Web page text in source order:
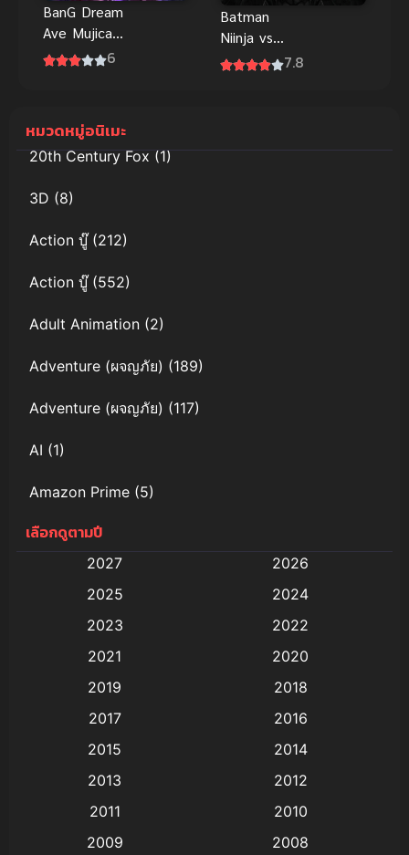
BanG Dream
Ave Mujica
(2025)
6
Batman
Niinja vs
Yakuza
7.8
หมวดหมู่อนิเมะ
20th Century Fox(1)
3D (8)
Action บู๊(212)
Action บู๊(552)
Adult Animation (2)
Adventure (ผจญภัย) (189)
Adventure (ผจญภัย) (117)
AI (1)
Amazon Prime (5)
Anal (ประตูหลัง)
Animation การ์ตูน
Animation อนิเมะ
Animation แอนิเมชัน
(9)
เลือกดูตามปี
2027
2026
2025
2024
2023
2022
2021
2020
2019
2018
2017
2016
2015
2014
2013
2012
2011
2010
2009
2008